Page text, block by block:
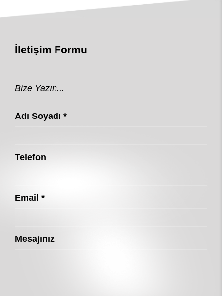
İletişim Formu
Bize Yazın...
Adı Soyadı *
Telefon
Email *
Mesajınız